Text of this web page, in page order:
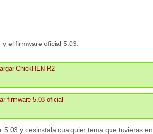
el firmware oficial 5.03:
ChickHEN R2
firmware 5.03 oficial
5.03 y desinstala cualquier tema que tuvieras en